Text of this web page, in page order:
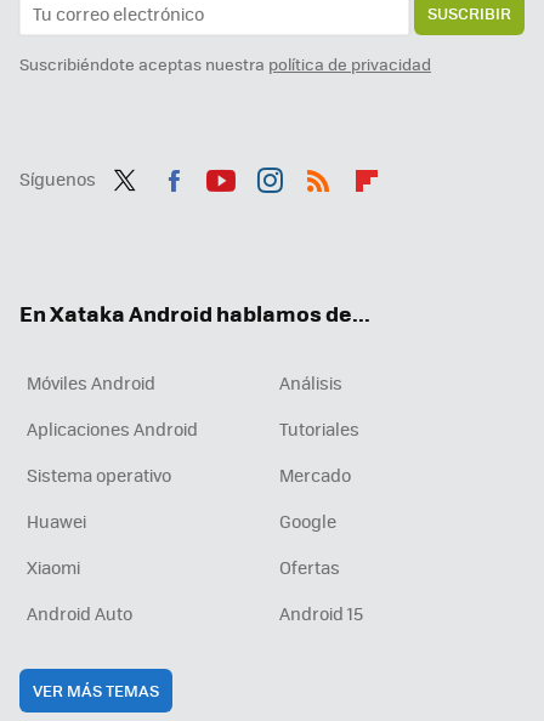
SUSCRIBIR
Suscribiéndote aceptas nuestra política de privacidad
Síguenos
En Xataka Android hablamos de...
Móviles Android
Análisis
Aplicaciones Android
Tutoriales
Sistema operativo
Mercado
Huawei
Google
Xiaomi
Ofertas
Android Auto
Android 15
VER MÁS TEMAS